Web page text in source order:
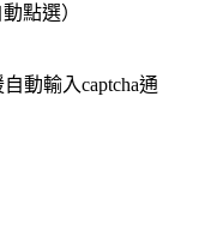
點選）
動輸入captcha通